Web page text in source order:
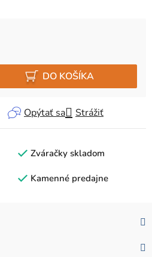
DO KOŠÍKA
Opýtať sa Strážiť
Zváračky skladom
Kamenné predajne